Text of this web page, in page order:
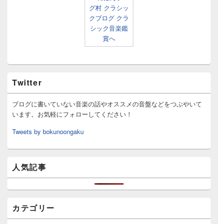
Twitter
ブログに書いていない音楽の話やオススメの音盤などをつぶやいて
います。お気軽にフォローしてください！
Tweets by bokunoongaku
人気記事
カテゴリー